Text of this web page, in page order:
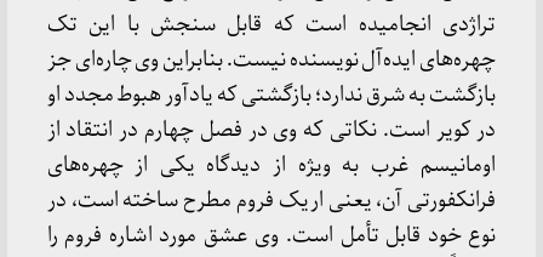
تراژدی انجامیده است که قابل سنجش با این تک
چهره‌های ایده‌آل نویسنده نیست. بنابراین وی چاره‌ای جز
بازگشت به شرق ندارد؛ بازگشتی که یادآور هبوط مجدد او
در کویر است. نکاتی که وی در فصل چهارم در انتقاد از
اومانیسم غرب به ویژه از دیدگاه یکی از چهره‌های
فرانکفورتی آن، یعنی اریک فروم مطرح ساخته است، در
نوع خود قابل تأمل است. وی عشق مورد اشاره فروم را